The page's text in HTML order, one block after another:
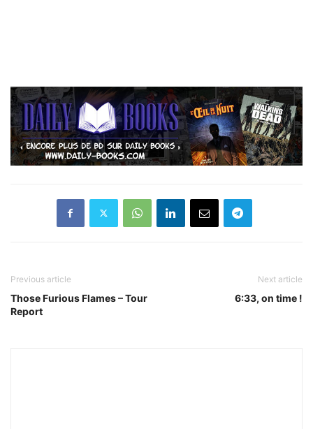
Previous article
Those Furious Flames – Tour
Report
Next article
6:33, on time !